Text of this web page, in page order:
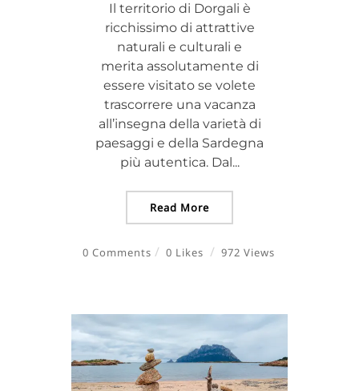
Il territorio di Dorgali è
ricchissimo di attrattive
naturali e culturali e
merita assolutamente di
essere visitato se volete
trascorrere una vacanza
all’insegna della varietà di
paesaggi e della Sardegna
più autentica. Dal...
Read More
0 Comments 0 Likes 972 Views